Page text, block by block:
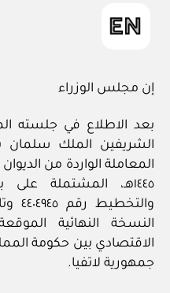
إن مجلس الوزراء
بعد الاطلاع في جلسته
الشريفين الملك سلمان
١٤٤٥هـ، المشتملة
النسخة النهائية
الاقتصادي بين حكومة
جمهورية لاتفيا.